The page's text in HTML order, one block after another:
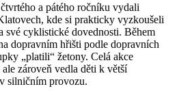
a pátého ročníku vydali
kde si prakticky vyzkoušeli
své cyklistické dovednosti. Během
dopravním hřišti podle dopravních
„platili“ žetony. Celá akce
zároveň vedla děti k větší
silničním provozu.